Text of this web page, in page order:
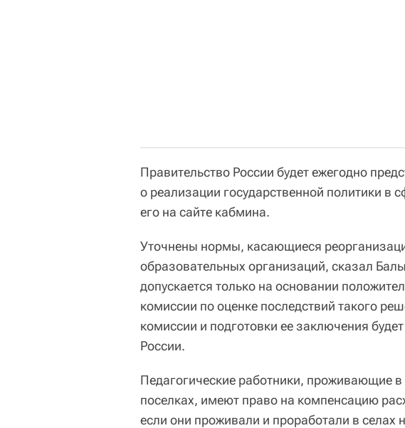
Правительство России будет ежегодно
о реализации государственной политики в
его на сайте кабмина.
Уточнены нормы, касающиеся
образовательных организаций, сказал
допускается только на основании
комиссии по оценке последствий такого
комиссии и подготовки ее заключения
России.
Педагогические работники, проживающие в
поселках, имеют право на компенсацию
если они проживали и проработали в селах